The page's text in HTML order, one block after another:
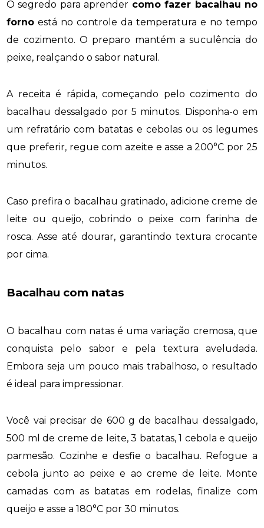
O segredo para aprendercomo fazer bacalhau no
forno está no controle da temperatura e no tempo
de cozimento. O preparo mantém a suculência do
peixe, realçando o sabor natural.
A receita é rápida, começando pelo cozimento do
bacalhau dessalgado por 5 minutos. Disponha-o em
um refratário com batatas e cebolas ou os legumes
que preferir, regue com azeite e asse a 200°C por 25
minutos.
Caso prefira o bacalhau gratinado, adicione creme de
leite ou queijo, cobrindo o peixe com farinha de
rosca. Asse até dourar, garantindo textura crocante
por cima.
Bacalhau com natas
O bacalhau com natas é uma variação cremosa, que
conquista pelo sabor e pela textura aveludada.
Embora seja um pouco mais trabalhoso, o resultado
é ideal para impressionar.
Você vai precisar de 600 g de bacalhau dessalgado,
500 ml de creme de leite, 3 batatas, 1 cebola e queijo
parmesão. Cozinhe e desfie o bacalhau. Refogue a
cebola junto ao peixe e ao creme de leite. Monte
camadas com as batatas em rodelas, finalize com
queijo e asse a 180°C por 30 minutos.